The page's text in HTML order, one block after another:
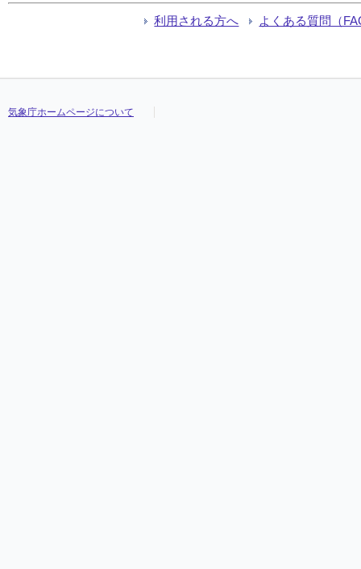
利用される方へ よくある質問（
気象庁ホームページについて